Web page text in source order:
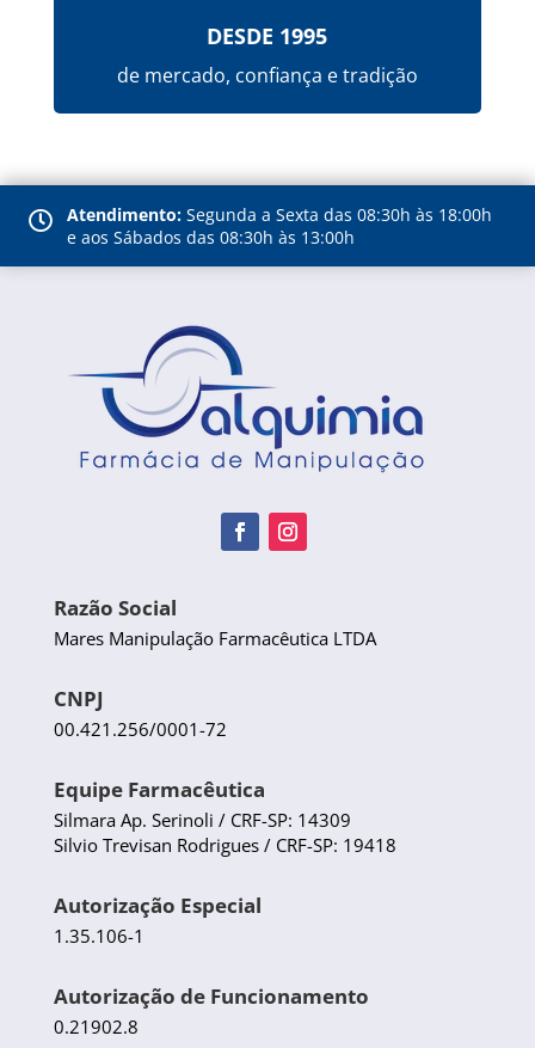
DESDE 1995
de mercado, confiança e tradição
 Atendimento: Segunda a Sexta das 08:30h às 18:00h
e aos Sábados das 08:30h às 13:00h
Razão Social
Mares Manipulação Farmacêutica LTDA
CNPJ
00.421.256/0001-72
Equipe Farmacêutica
Silmara Ap. Serinoli / CRF-SP: 14309
Silvio Trevisan Rodrigues / CRF-SP: 19418
Autorização Especial
1.35.106-1
Autorização de Funcionamento
0.21902.8